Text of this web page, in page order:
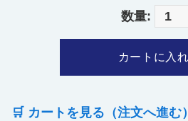
数量:
🛒 カートを見る（注文へ進む）